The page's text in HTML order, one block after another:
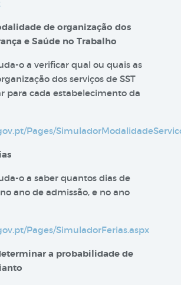
de org​​anização dos
e Saúde no Trabalho
o a verificar qual ou quais as
dos serviços de SST
para cada estabelecimento da
Pages/
o a saber quantos dias de
ano de admissão, e no ano
Pages/SimuladorFerias.aspx
a probabilidade de